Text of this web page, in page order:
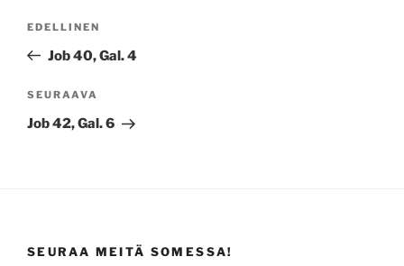
Edellinen
artikkeli
EDELLINEN
Job 40, Gal. 4
Seuraava
artikkeli
SEURAAVA
Job 42, Gal. 6
SEURAA MEITÄ SOMESSA!